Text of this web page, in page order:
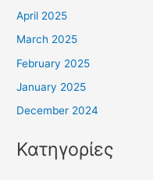
April 2025
March 2025
February 2025
January 2025
December 2024
Κατηγορίες